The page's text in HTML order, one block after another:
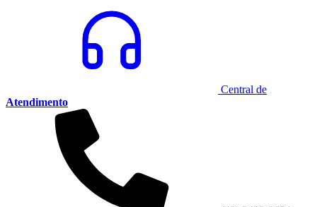
Central de
Atendimento